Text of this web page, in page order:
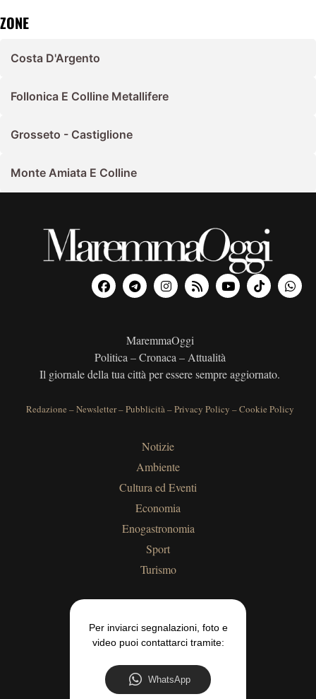
ZONE
Costa D'Argento
Follonica E Colline Metallifere
Grosseto - Castiglione
Monte Amiata E Colline
MaremmaOggi
Politica – Cronaca – Attualità
Il giornale della tua città per essere sempre aggiornato.
Redazione –Newsletter–Pubblicità–Privacy Policy –Cookie Policy
Notizie
Ambiente
Cultura ed Eventi
Economia
Enogastronomia
Sport
Turismo
Per inviarci segnalazioni, foto e
video puoi contattarci tramite:
WhatsApp